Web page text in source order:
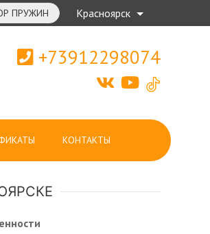
ПРУЖИН Красноярск
+73912298074
КОНТАКТЫ